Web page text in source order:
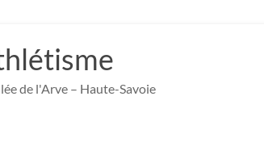
de l'Arve – Haute-Savoie